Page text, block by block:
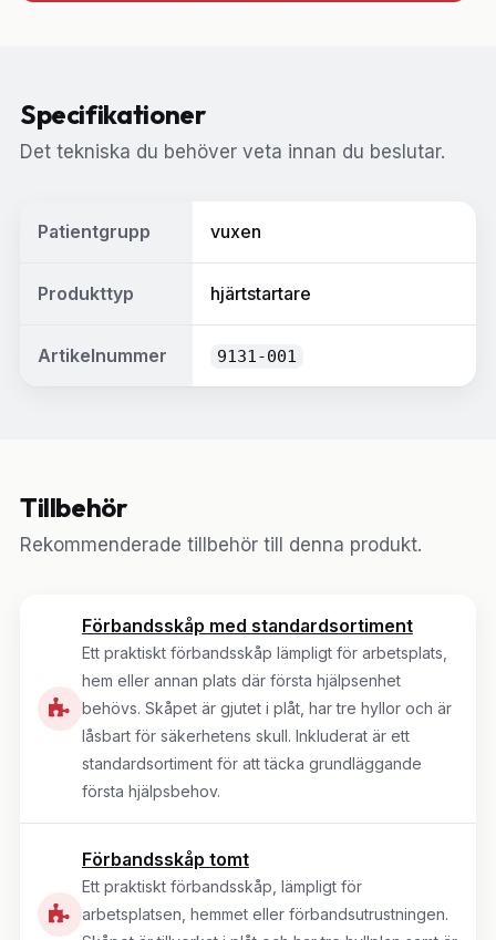
Specifikationer
Det tekniska du behöver veta innan du beslutar.
Patientgrupp vuxen
Produkttyp hjärtstartare
Artikelnummer 9131-001
Tillbehör
Rekommenderade tillbehör till denna produkt.
Förbandsskåp med standardsortiment
Ett praktiskt förbandsskåp lämpligt för arbetsplats,
hem eller annan plats där första hjälpsenhet
behövs. Skåpet är gjutet i plåt, har tre hyllor och är
låsbart för säkerhetens skull. Inkluderat är ett
standardsortiment för att täcka grundläggande
första hjälpsbehov.
Förbandsskåp tomt
Ett praktiskt förbandsskåp, lämpligt för
arbetsplatsen, hemmet eller förbandsutrustningen.